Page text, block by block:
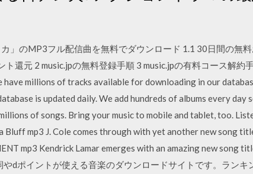
」のMP3フル配信曲を無料でダウンロード 1.1 30日間の無
還元 2 music.jpの無料登録手順 3 music.jpの有料コース解約
have millions of tracks available for downloading in our
is updated daily. We add hundreds of albums every day
of songs. Bring your music to mobile and tablet, too.
Bluff mp3 J. Cole comes through with yet another new song
mp3 Kendrick Lamar emerges with an amazing new song
dポイントが使える音楽のダウンロードサイトです。ランキ